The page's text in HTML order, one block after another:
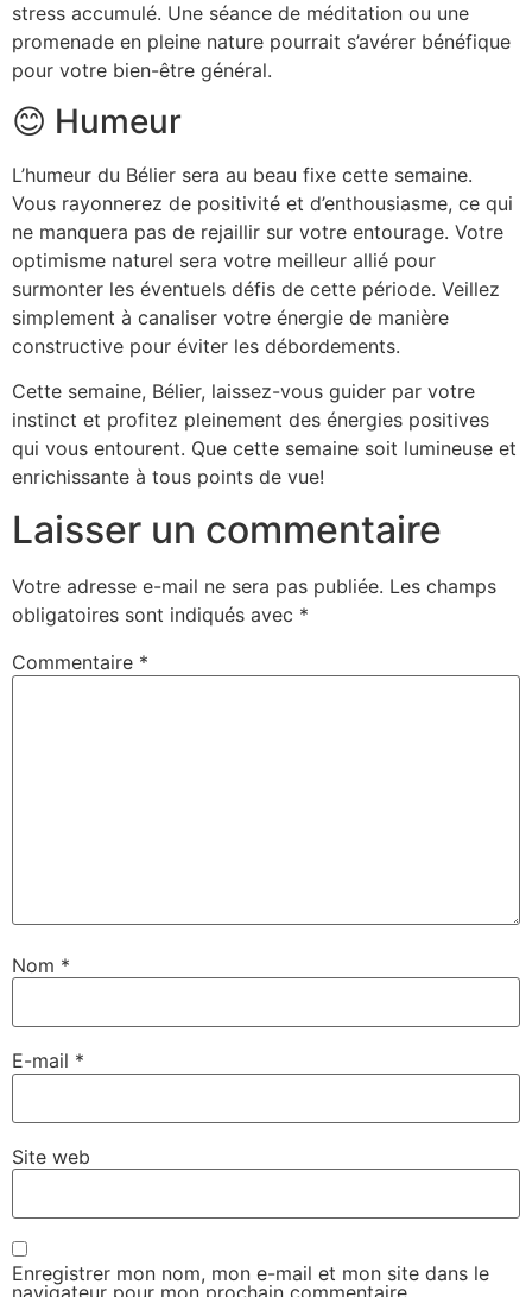
stress accumulé. Une séance de méditation ou une
promenade en pleine nature pourrait s’avérer bénéfique
pour votre bien-être général.
😊 Humeur
L’humeur du Bélier sera au beau fixe cette semaine.
Vous rayonnerez de positivité et d’enthousiasme, ce qui
ne manquera pas de rejaillir sur votre entourage. Votre
optimisme naturel sera votre meilleur allié pour
surmonter les éventuels défis de cette période. Veillez
simplement à canaliser votre énergie de manière
constructive pour éviter les débordements.
Cette semaine, Bélier, laissez-vous guider par votre
instinct et profitez pleinement des énergies positives
qui vous entourent. Que cette semaine soit lumineuse et
enrichissante à tous points de vue!
Laisser un commentaire
Votre adresse e-mail ne sera pas publiée. Les champs
obligatoires sont indiqués avec *
Commentaire *
Nom *
E-mail *
Site web
Enregistrer mon nom, mon e-mail et mon site dans le